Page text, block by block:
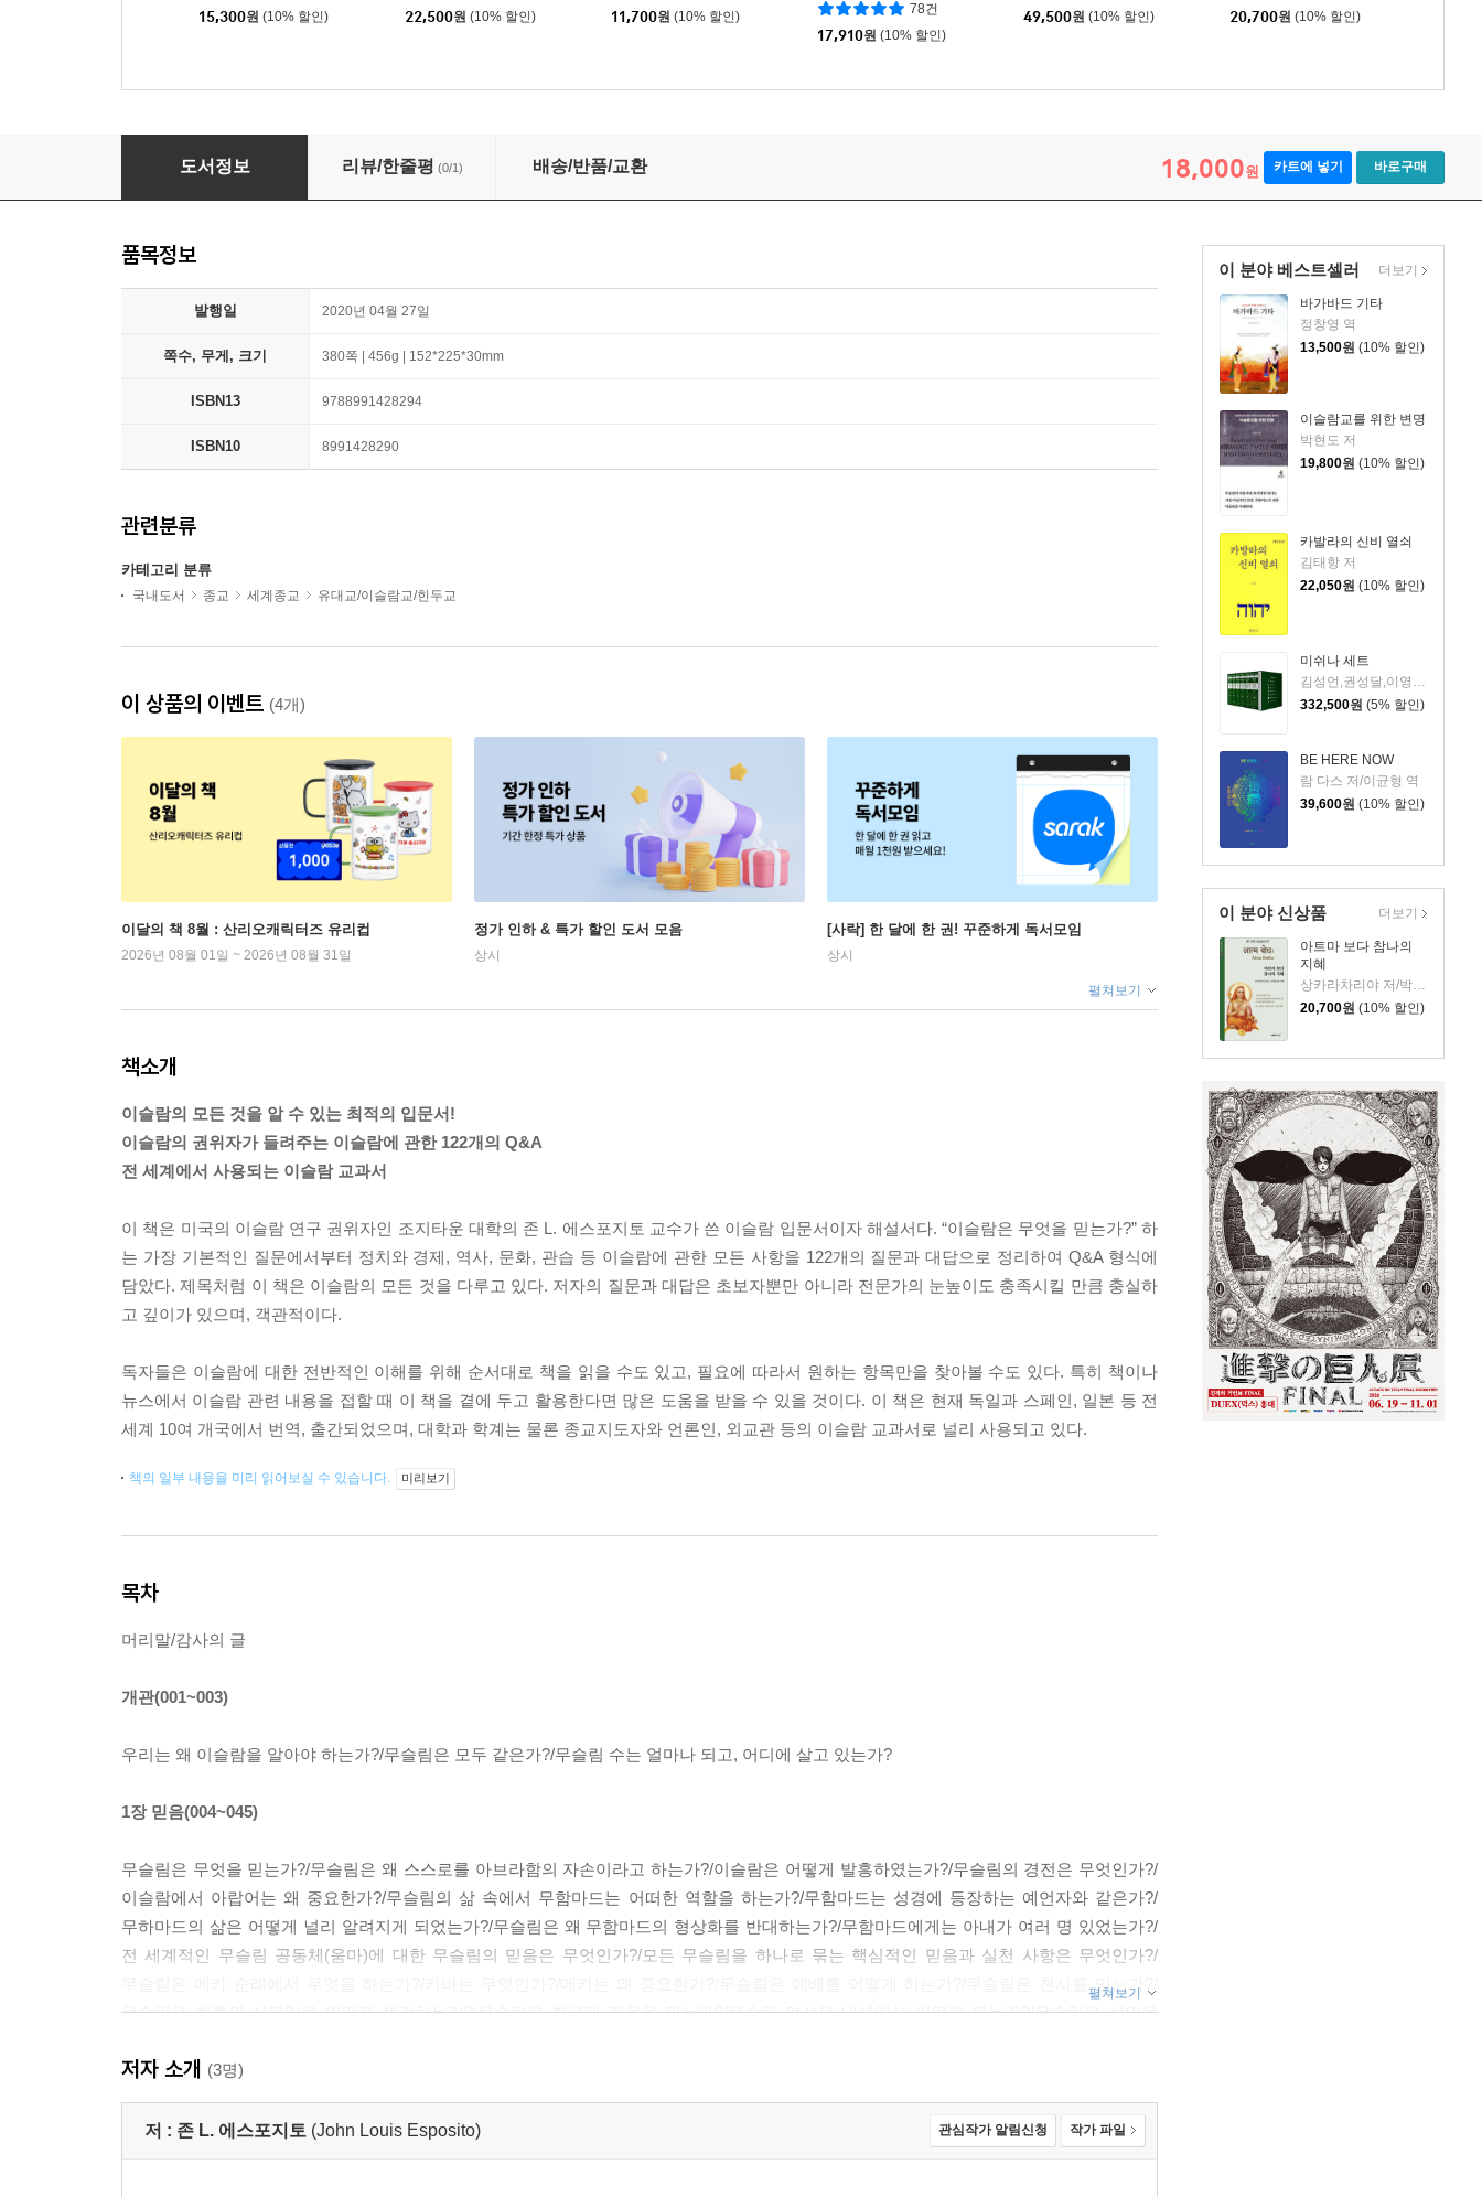
15,300원 (10% 할인)
22,500원 (10% 할인)
11,700원 (10% 할인)
78건
17,910원 (10% 할인)
49,500원 (10% 할인)
20,700원 (10% 할인)
이슬람의 모든 것
도서정보 리뷰/한줄평 (0/1) 배송/반품/교환 18,000원 카트에 넣기 바로구매
이 분야 베스트셀러
바가바드 기타
정창영 역
13,500원 (10% 할인)
이슬람교를 위한 변명
박현도 저
19,800원 (10% 할인)
카발라의 신비 열쇠
김태항 저
22,050원 (10% 할인)
미쉬나 세트
332,500원 (5% 할인)
BE HERE NOW
람 다스 저/이균형 역
39,600원 (10% 할인)
더보기
이 분야 신상품
아트마 보다 참나의
지혜
상카라차리야 저/박지명 주해
20,700원 (10% 할인)
더보기
품목정보
발행일 2020년 04월 27일
쪽수, 무게, 크기 380쪽 | 456g | 152*225*30mm
ISBN13 9788991428294
ISBN10 8991428290
관련분류
카테고리 분류
국내도서 종교 세계종교 유대교/이슬람교/힌두교
이 상품의 이벤트 (4개)
이달의 책 8월 : 산리오캐릭터즈 유리컵
2026년 08월 01일 ~ 2026년 08월 31일
정가 인하 & 특가 할인 도서 모음
상시
[사락] 한 달에 한 권! 꾸준하게 독서모임
상시
펼쳐보기
책소개
이슬람의 모든 것을 알 수 있는 최적의 입문서!
이슬람의 권위자가 들려주는 이슬람에 관한 122개의 Q&A
전 세계에서 사용되는 이슬람 교과서
이 책은 미국의 이슬람 연구 권위자인 조지타운 대학의 존 L. 에스포지토 교수가 쓴 이슬람 입문서이자 해설서다. “이슬람은 무엇을 믿는가?” 하
는 가장 기본적인 질문에서부터 정치와 경제, 역사, 문화, 관습 등 이슬람에 관한 모든 사항을 122개의 질문과 대답으로 정리하여 Q&A 형식에
담았다. 제목처럼 이 책은 이슬람의 모든 것을 다루고 있다. 저자의 질문과 대답은 초보자뿐만 아니라 전문가의 눈높이도 충족시킬 만큼 충실하
고 깊이가 있으며, 객관적이다.
독자들은 이슬람에 대한 전반적인 이해를 위해 순서대로 책을 읽을 수도 있고, 필요에 따라서 원하는 항목만을 찾아볼 수도 있다. 특히 책이나
뉴스에서 이슬람 관련 내용을 접할 때 이 책을 곁에 두고 활용한다면 많은 도움을 받을 수 있을 것이다. 이 책은 현재 독일과 스페인, 일본 등 전
세계 10여 개국에서 번역, 출간되었으며, 대학과 학계는 물론 종교지도자와 언론인, 외교관 등의 이슬람 교과서로 널리 사용되고 있다.
책의 일부 내용을 미리 읽어보실 수 있습니다. 미리보기
목차
머리말/감사의 글
개관(001~003)
우리는 왜 이슬람을 알아야 하는가?/무슬림은 모두 같은가?/무슬림 수는 얼마나 되고, 어디에 살고 있는가?
1장 믿음(004~045)
무슬림은 무엇을 믿는가?/무슬림은 왜 스스로를 아브라함의 자손이라고 하는가?/이슬람은 어떻게 발흥하였는가?/무슬림의 경전은 무엇인가?/
이슬람에서 아랍어는 왜 중요한가?/무슬림의 삶 속에서 무함마드는 어떠한 역할을 하는가?/무함마드는 성경에 등장하는 예언자와 같은가?/
무하마드의 삶은 어떻게 널리 알려지게 되었는가?/무슬림은 왜 무함마드의 형상화를 반대하는가?/무함마드에게는 아내가 여러 명 있었는가?/
전 세계적인 무슬림 공동체(움마)에 대한 무슬림의 믿음은 무엇인가?/모든 무슬림을 하나로 묶는 핵심적인 믿음과 실천 사항은 무엇인가?/
무슬림은 메카 순례에서 무엇을 하는가?/카바는 무엇인가?/메카는 왜 중요한가?/무슬림은 예배를 어떻게 하는가?/무슬림은 천사를 믿는가?/
무슬림은 최후의 심판일을 어떻게 생각하는가?/무슬림은 천국과 지옥을 믿는가?/무슬림 여성은 내세에서 어떻게 되는가?/무슬림은 성인을
무슬림은 주례예배를 하는가?/무슬림에게 종교 명절이 있는가?/이슬람 세계에 성직자가 있는가?/모스크는 무엇인가?/이슬람 센터는
무엇인가?/마드라사는 무엇인가?/이슬람에 종파가 있는가?/순니파와 시아파의 차이는 무엇인가?/시아파는 어떻게 나뉘어져 있는가?/아가 칸은
누구인가?/와하비 이슬람은 무엇인가?/살라피 이슬람이란 무엇인가?/무슬림과 흑인 무슬림 사이에는 차이가 있는가?/수피는 누구인가?/이슬람
펼쳐보기
저자 소개 (3명)
저 : 존 L. 에스포지토 (John Louis Esposito) 관심작가 알림신청 작가 파일